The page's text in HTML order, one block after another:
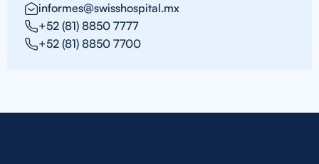
informes@swisshospital.mx
+52 (81) 8850 7777
+52 (81) 8850 7700